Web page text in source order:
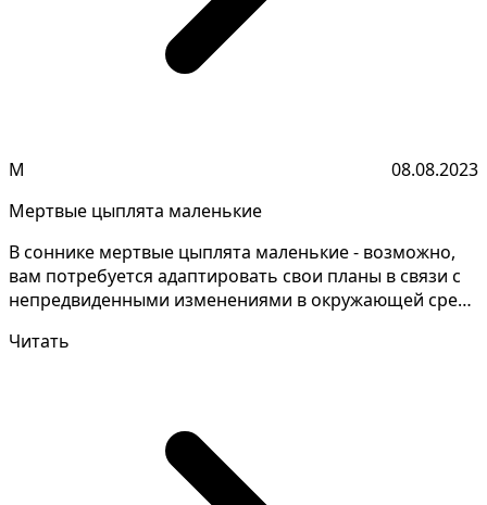
М
08.08.2023
Мертвые цыплята маленькие
В соннике мертвые цыплята маленькие - возможно,
вам потребуется адаптировать свои планы в связи с
непредвиденными изменениями в окружающей среде
Читать